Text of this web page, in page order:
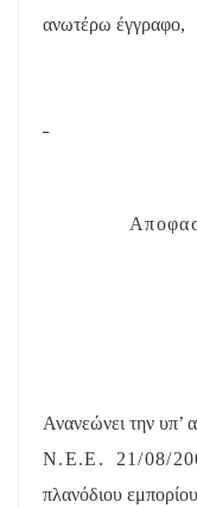
ανωτέρω έγγραφο,
Ανανεώνει την υπ’
Ν.Ε.Ε. 21/08/
πλανόδιου